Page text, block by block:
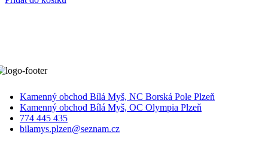
Kamenný obchod Bílá Myš, NC Borská Pole Plzeň
Kamenný obchod Bílá Myš, OC Olympia Plzeň
774 445 435
bilamys.plzen@seznam.cz